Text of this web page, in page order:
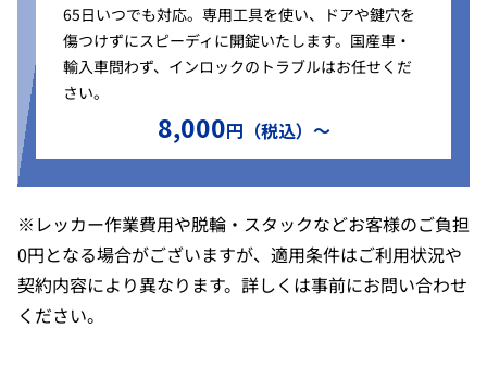
65日いつでも対応。専用工具を使い、ドアや鍵穴を
傷つけずにスピーディに開錠いたします。国産車・
輸入車問わず、インロックのトラブルはお任せくだ
さい。
8,000円（税込）〜
※レッカー作業費用や脱輪・スタックなどお客様のご負担
0円となる場合がございますが、適用条件はご利用状況や
契約内容により異なります。詳しくは事前にお問い合わせ
ください。